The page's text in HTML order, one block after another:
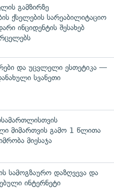
გამზირზე
ქსელების სარეაბილიტაციო
ინციდენტის შესახებ
და უცვლელი ესთეტიკა —
სვანეთი
მიმართვის გამო 1 წლითა
მიესაჯა
სამოგზაურო დაზღვევა და
ინტერნეტი